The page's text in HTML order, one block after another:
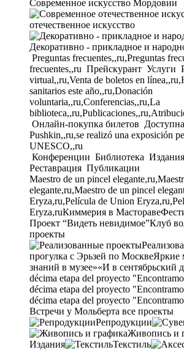
Современное искусство Мордовии
отечественное искусство
Декоративно - прикладное и
Preguntas frecuentes,,ru,Preguntas
frecuentes,,ru Прейскурант Услуги
virtual,,ru,Venta de boletos en
sanitarios este año,,ru,Donación
voluntaria,,ru,Conferencias,,ru,La
Онлайн-покупка билетов
Pushkin,,ru,se realizó una exposición
UNESCO,,ru
Конференции Библиотека Издания
Реставрация Публикации
Maestro de un pincel
elegante,ru,Maestro de un pincel
Eryza,ru,Película de Union
Eryza,ruКиммерия в Мастораве
Проект “Видеть невидимое”Клуб
проекты
прогулка с Эрьзей по МосквеЯркие
знаний в музее»«И в сентябрьский
décima etapa del proyecto
décima etapa del proyecto
décima etapa del proyecto
Встречи у Мольберта все проекты
Репродукции
Живопись и
Издания
Текстиль